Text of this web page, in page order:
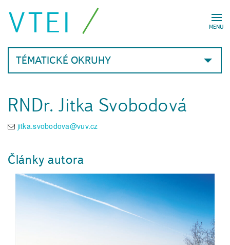
MENU
VTEI
TÉMATICKÉ OKRUHY
RNDr. Jitka Svobodová
jitka.svobodova@vuv.cz
Články autora